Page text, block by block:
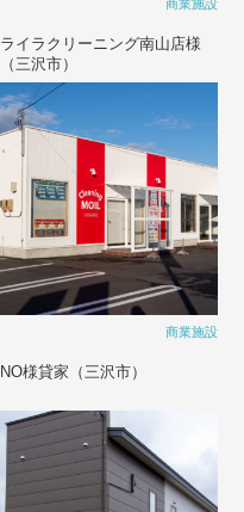
商業施設
ライラクリーニング南山店様
（三沢市）
商業施設
NO様貸家（三沢市）